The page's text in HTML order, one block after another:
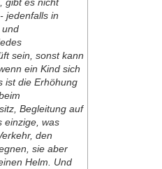
gibt es nicht
jedenfalls in
und
sein, sonst kann
ein Kind sich
ist die Erhöhung
Begleitung auf
einzige, was
den
sie aber
Helm. Und